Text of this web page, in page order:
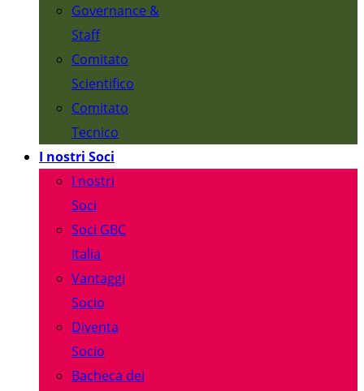
Governance &
Staff
Comitato
Scientifico
Comitato
Tecnico
I nostri Soci
I nostri
Soci
Soci GBC
Italia
Vantaggi
Socio
Diventa
Socio
Bacheca dei